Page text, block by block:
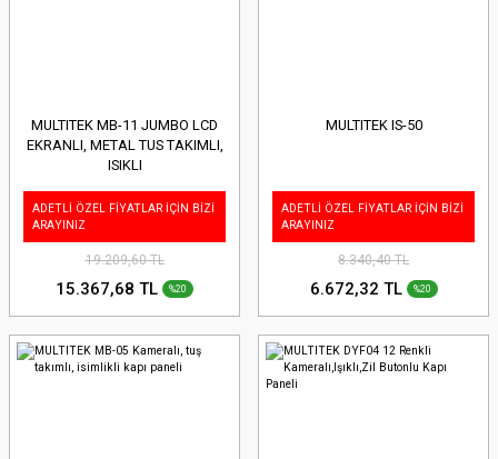
MULTITEK MB-11 JUMBO LCD
EKRANLI, METAL TUS TAKIMLI,
ISIKLI
ADETLİ ÖZEL FİYATLAR İÇİN BİZİ
ARAYINIZ
19.209,60 TL
15.367,68 TL %20
MULTITEK IS-50
ADETLİ ÖZEL FİYATLAR İÇİN BİZİ
ARAYINIZ
8.340,40 TL
6.672,32 TL %20